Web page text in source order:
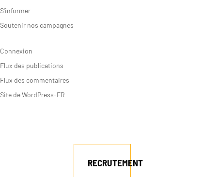
NEWSLETTER
S'informer
Soutenir nos campagnes
Connexion
Flux des publications
Flux des commentaires
Site de WordPress-FR
RECRUTEMENT